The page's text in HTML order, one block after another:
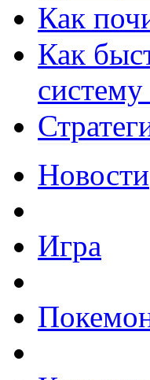
Как
Как
Новости
Игра